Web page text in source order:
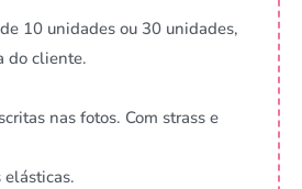
10 unidades ou 30 unidades,
do cliente.
nas fotos. Com strass e